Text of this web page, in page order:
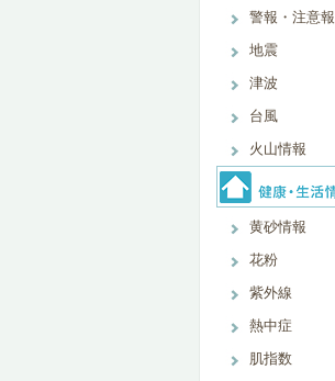
警報・注意報
地震
津波
台風
火山情報
黄砂情報
花粉
紫外線
熱中症
肌指数